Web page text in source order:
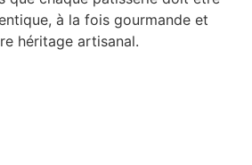
à la fois gourmande et
héritage artisanal.